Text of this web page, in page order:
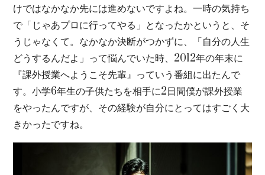
けではなかなか先には進めないですよね。一時の気持ち
で「じゃあプロに行ってやる」となったかというと、そ
うじゃなくて。なかなか決断がつかずに、「自分の人生
どうするんだよ」って悩んでいた時、2012年の年末に
『課外授業へようこそ先輩』っていう番組に出たんで
す。小学6年生の子供たちを相手に2日間僕が課外授業
をやったんですが、その経験が自分にとってはすごく大
きかったですね。